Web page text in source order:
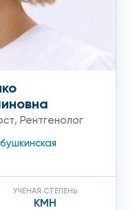
, Рентгенолог
УЧЕНАЯ СТЕПЕНЬ
КМН